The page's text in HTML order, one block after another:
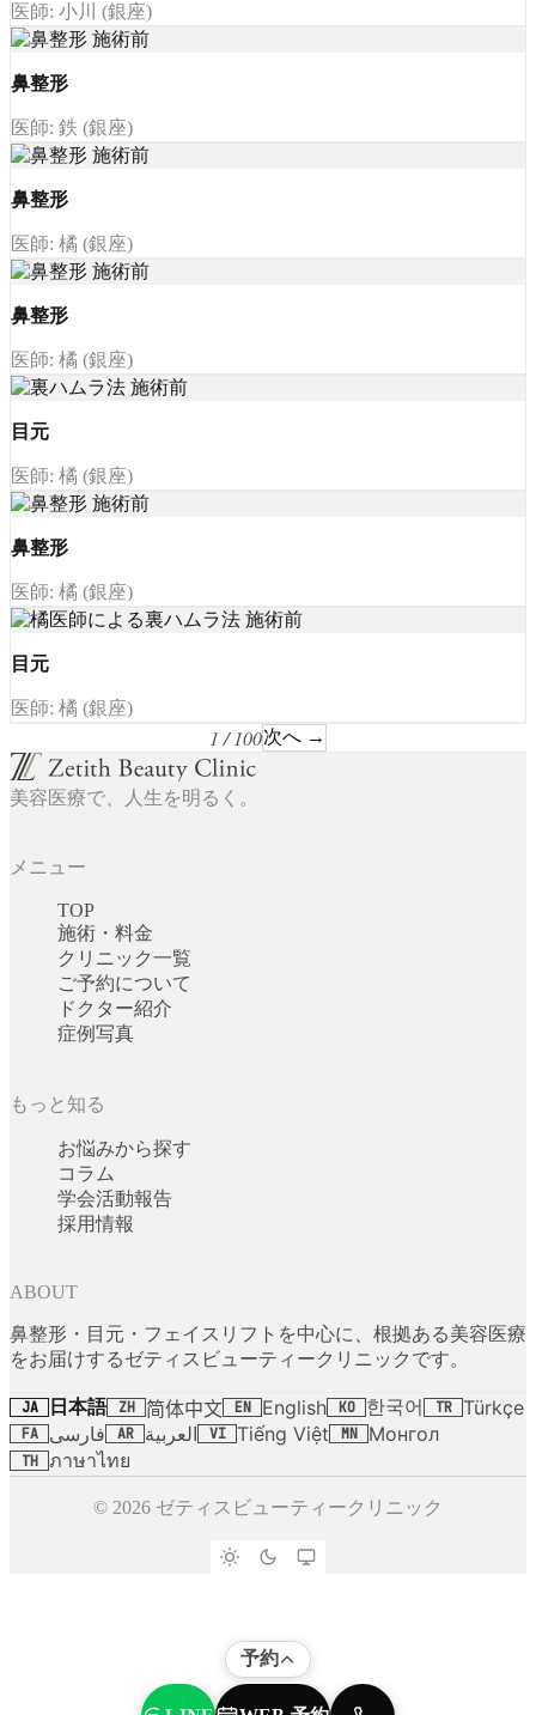
医師: 小川 (銀座)
鼻整形
医師: 鉄 (銀座)
鼻整形
医師: 橘 (銀座)
鼻整形
医師: 橘 (銀座)
目元
医師: 橘 (銀座)
鼻整形
医師: 橘 (銀座)
目元
医師: 橘 (銀座)
1 / 100次へ →
美容医療で、人生を明るく。
メニュー
TOP
施術・料金
クリニック一覧
ご予約について
ドクター紹介
症例写真
もっと知る
お悩みから探す
コラム
学会活動報告
採用情報
ABOUT
鼻整形・目元・フェイスリフトを中心に、根拠ある美容医療
をお届けするゼティスビューティークリニックです。
JA 日本語 ZH 简体中文 EN English KO 한국어 TR Türkçe
FA فارسی AR العربية VI Tiếng Việt MN Монгол
TH ภาษาไทย
© 2026 ゼティスビューティークリニック
予約